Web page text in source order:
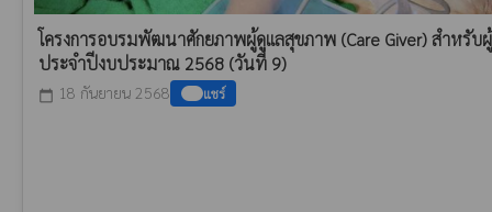
โครงการอบรมพัฒนาศักยภาพผู้ดูแลสุขภาพ (Care Giver) สำหรั
ประจำปีงบประมาณ 2568 (วันที่ 9)
calendar_today 18 กันยายน 2568 แชร์